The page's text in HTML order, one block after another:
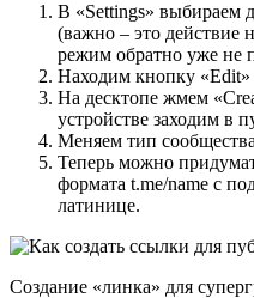
В «Settings» выбираем
(важно – это действие
режим обратно уже не
Находим кнопку «Edit»
На десктопе жмем
устройстве заходим в
Меняем тип
Теперь можно
формата t.me/name с
латинице.
Создание «линка» для